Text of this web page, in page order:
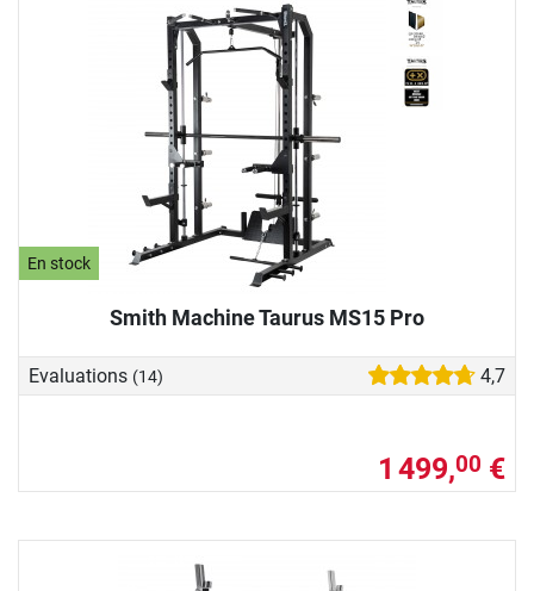
En stock
Smith Machine Taurus MS15 Pro
Evaluations (14) 4,7
1 499,00 €